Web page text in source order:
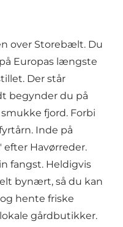
over Storebælt. Du
Europas længste
Der står
begynder du på
fjord. Forbi
Inde på
efter Havørreder.
fangst. Heldigvis
bynært, så du kan
hente friske
gårdbutikker.